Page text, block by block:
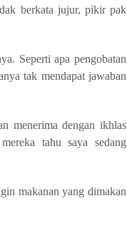
berkata jujur, pikir pak
Seperti apa pengobatan
tak mendapat jawaban
menerima dengan ikhlas
tahu saya sedang
makanan yang dimakan